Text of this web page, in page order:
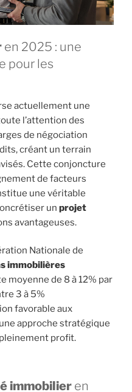
en 2025 : une
pour les
actuellement une
l’attention des
de négociation
créant un terrain
Cette conjoncture
de facteurs
une véritable
un projet
avantageuses.
Nationale de
immobilières
moyenne de 8 à 12% par
3 à 5%
favorable aux
approche stratégique
profit.
immobilier en